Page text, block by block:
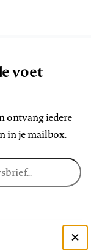
voet
ontvang iedere
in je mailbox.